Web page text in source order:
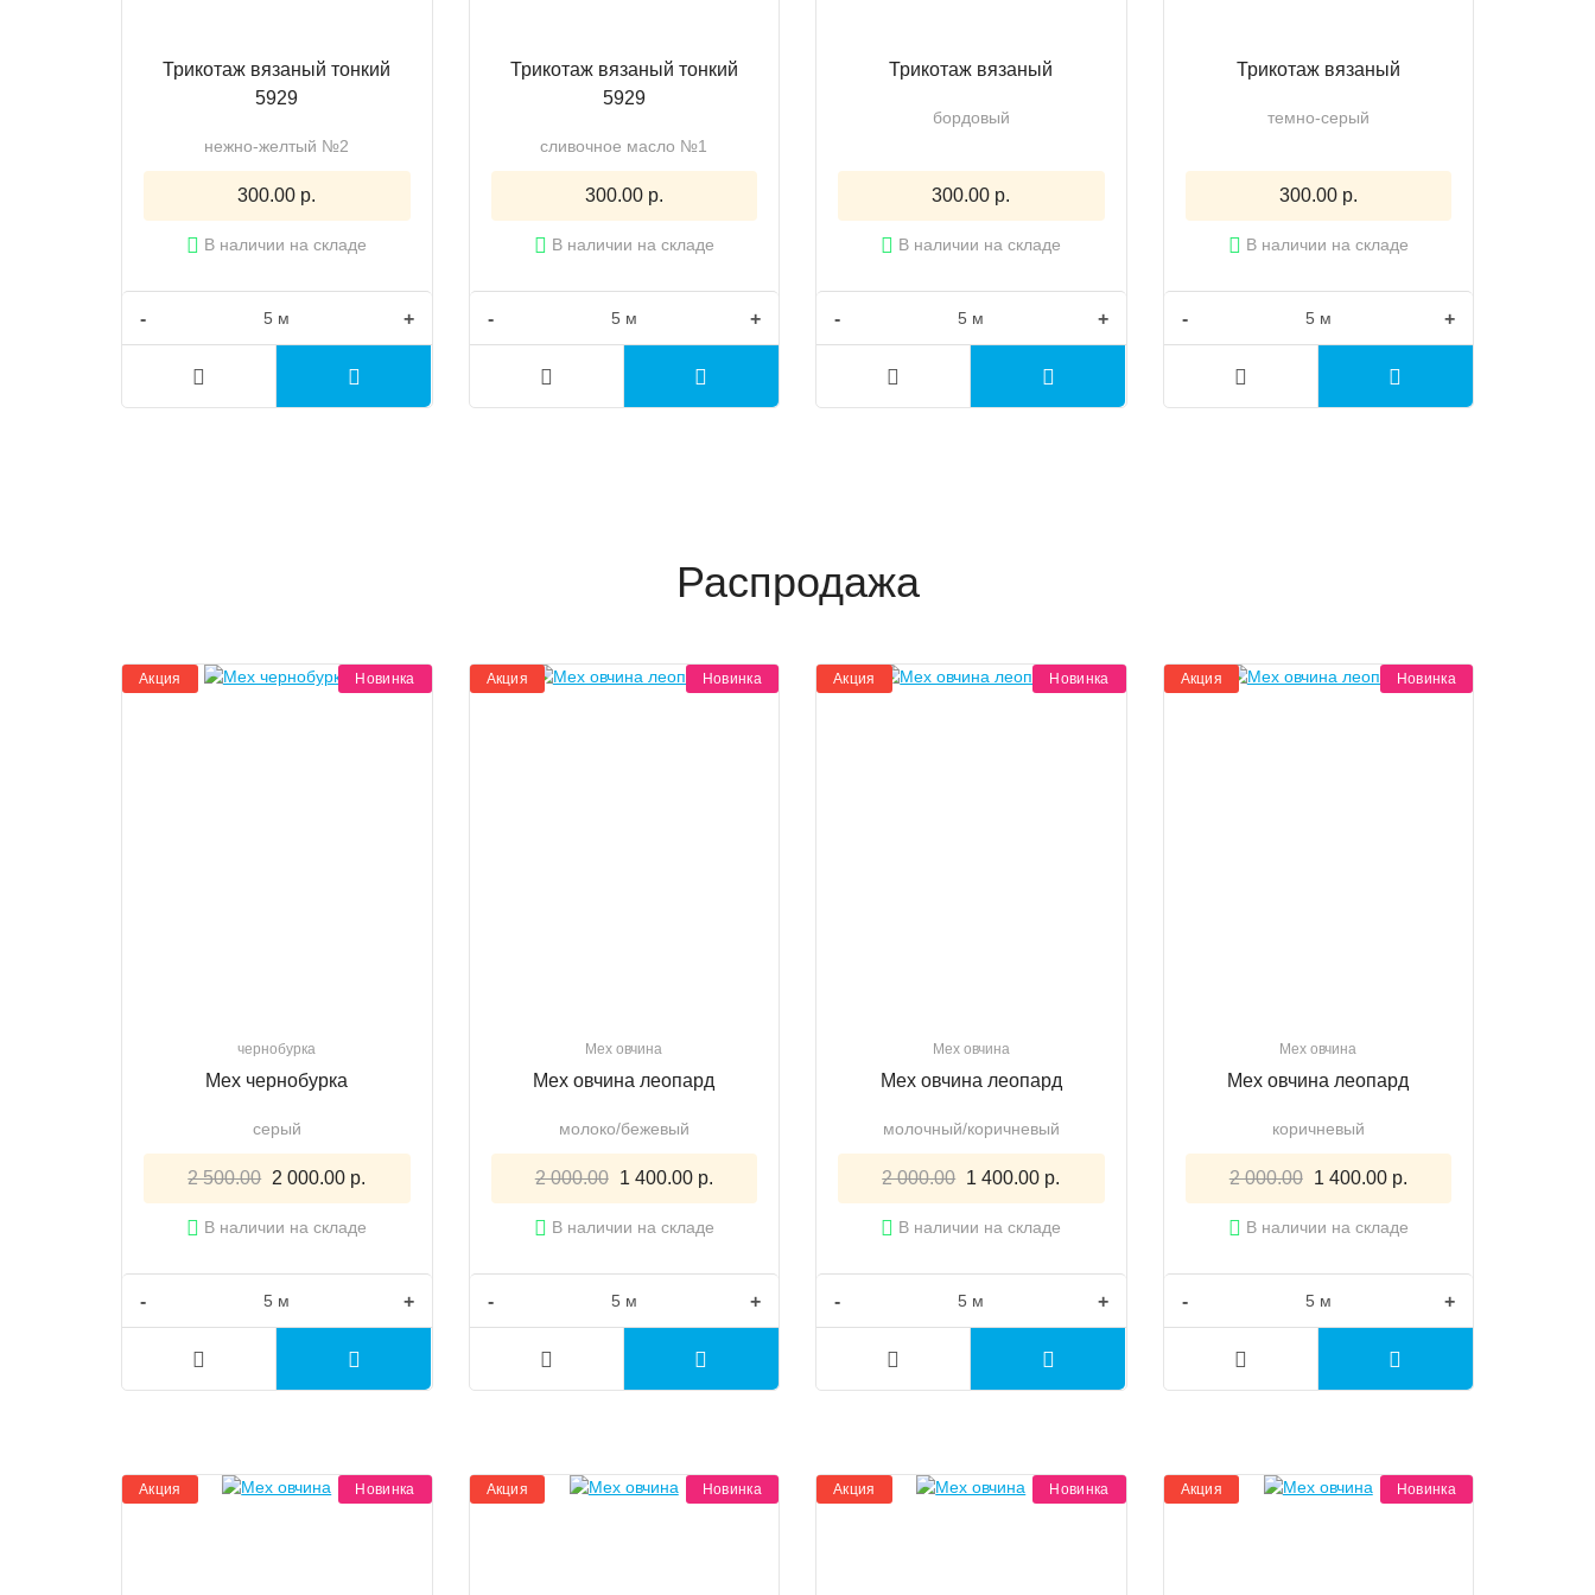
Трикотаж вязаный тонкий
5929
нежно-желтый №2
300.00 р.
В наличии на складе
- +
Трикотаж вязаный тонкий
5929
сливочное масло №1
300.00 р.
В наличии на складе
- +
Трикотаж вязаный
бордовый
300.00 р.
В наличии на складе
- +
Трикотаж вязаный
темно-серый
300.00 р.
В наличии на складе
- +
Распродажа
Акция Новинка
чернобурка
Мех чернобурка
серый
2 500.00 2 000.00 р.
В наличии на складе
- +
Акция Новинка
Мех овчина
Мех овчина леопард
молоко/бежевый
2 000.00 1 400.00 р.
В наличии на складе
- +
Акция Новинка
Мех овчина
Мех овчина леопард
молочный/коричневый
2 000.00 1 400.00 р.
В наличии на складе
- +
Акция Новинка
Мех овчина
Мех овчина леопард
коричневый
2 000.00 1 400.00 р.
В наличии на складе
- +
Акция Новинка Акция Новинка Акция Новинка Акция Новинка